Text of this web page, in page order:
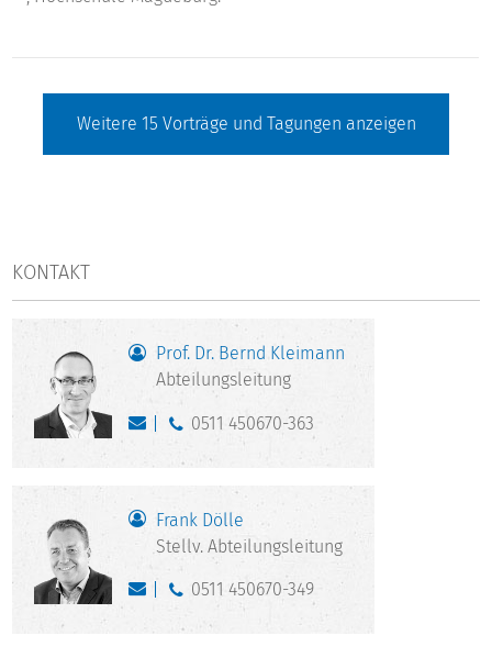
Weitere 15 Vorträge und Tagungen anzeigen
KONTAKT
Prof. Dr. Bernd Kleimann
Abteilungsleitung
0511 450670-363
Frank Dölle
Stellv. Abteilungsleitung
0511 450670-349